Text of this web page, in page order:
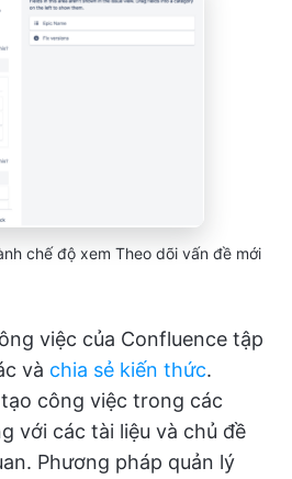
chế độ xem Theo dõi vấn đề mới
việc của Confluence tập
và chia sẻ kiến thức.
công việc trong các
với các tài liệu và chủ đề
Phương pháp quản lý